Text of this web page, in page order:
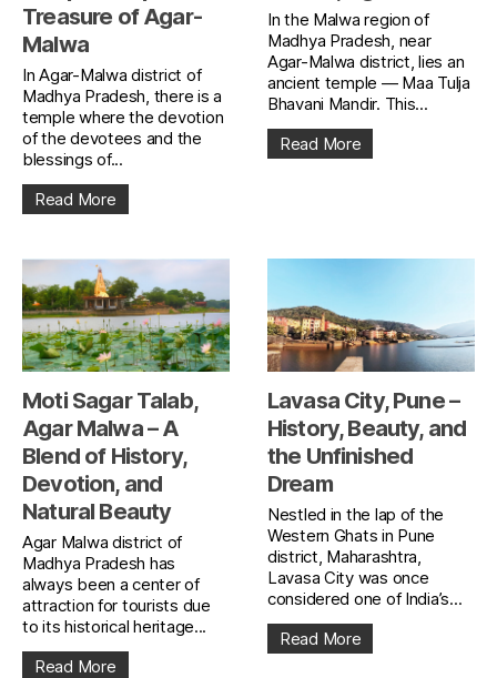
Treasure of Agar-
Malwa
In Agar-Malwa district of
Madhya Pradesh, there is a
temple where the devotion
of the devotees and the
blessings of...
Read More
In the Malwa region of
Madhya Pradesh, near
Agar-Malwa district, lies an
ancient temple — Maa Tulja
Bhavani Mandir. This...
Read More
Moti Sagar Talab,
Agar Malwa – A
Blend of History,
Devotion, and
Natural Beauty
Agar Malwa district of
Madhya Pradesh has
always been a center of
attraction for tourists due
to its historical heritage...
Read More
Lavasa City, Pune –
History, Beauty, and
the Unfinished
Dream
Nestled in the lap of the
Western Ghats in Pune
district, Maharashtra,
Lavasa City was once
considered one of India’s...
Read More